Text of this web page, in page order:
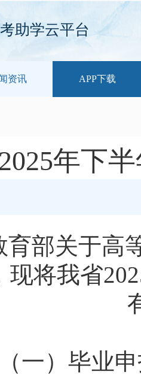
助学云平台
资讯 APP下载
年下
育部关于高
现将我省
）毕业申